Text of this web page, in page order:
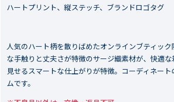
ハートプリント、縦ステッチ、ブランドロゴタグ
人気のハート柄を散りばめたオンラインブティッ
な手触りと丈夫さが特徴のサージ織素材が、快適
見せるスマートな仕上がりが特徴。コーディネー
ムです。